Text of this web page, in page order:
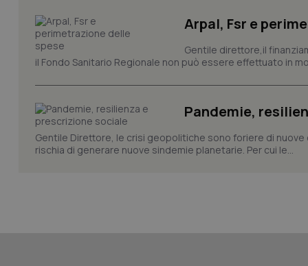
Arpal, Fsr e
Gentile direttore,il
il Fondo Sanitario Regionale non può essere effettuato in
Pandemie,
Gentile Direttore, le crisi geopolitiche sono foriere di
rischia di generare nuove sindemie planetarie. Per cui le...
PHPSESSID